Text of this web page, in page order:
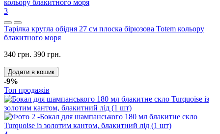
3
Тарілка кругла обідня 27 см плоска бірюзова Totem кольору
блакитного моря
340 грн. 390 грн.
Додати в кошик
-9%
Топ продажів